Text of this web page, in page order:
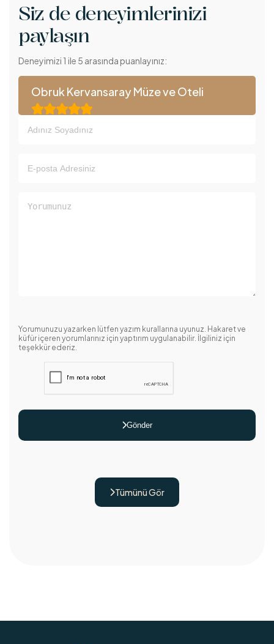
Siz de deneyimlerinizi
paylaşın
Deneyimizi 1 ile 5 arasında puanlayınız:

Obruk Kervansaray Müze ve Oteli
Yorumunuzu yazarken lütfen yazım kurallarına uyunuz. Hakaret ve
küfür içeren yorumlarınız için yaptırım uygulanabilir. İlgiliniz için
teşekkür ederiz.
Gönder
Tümünü Gör